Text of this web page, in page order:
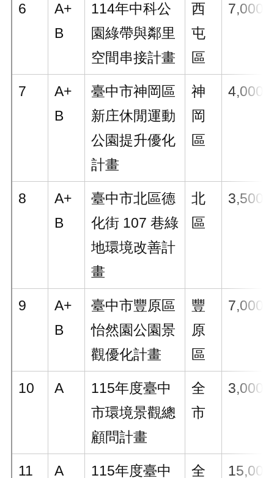
6
A+
B
114年中科公
園綠帶與鄰里
空間串接計畫
西
屯
區
7,000
7
A+
B
臺中市神岡區
新庄休閒運動
公園提升優化
計畫
神
岡
區
4,000
8
A+
B
臺中市北區德
化街 107 巷綠
地環境改善計
畫
北
區
3,500
9
A+
B
臺中市豐原區
怡然園公園景
觀優化計畫
豐
原
區
7,000
10 A
115年度臺中
市環境景觀總
顧問計畫
全
市
3,000
11 A
115年度臺中
全
15,00